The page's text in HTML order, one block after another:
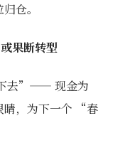
仓。
果断转型
去”—— 现金为
睛，为下一个 “春